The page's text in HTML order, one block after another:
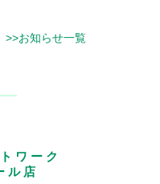
>>お知らせ一覧
ワーク
ル店